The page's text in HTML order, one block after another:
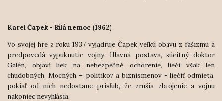
Karel Čapek - Bílá nemoc (1962)
Vo svojej hre z roku 1937 vyjadruje Čapek veľkú obavu z fašizmu a
predpovedá vypuknutie vojny. Hlavná postava, súcitný doktor
Galén, objaví liek na nebezpečné ochorenie, lieči však len
chudobných. Mocných – politikov a biznismenov - liečiť odmieta,
pokiaľ od nich nedostane prísľub, že zrušia zbrojenie a vojnu
nakoniec nevyhlásia.